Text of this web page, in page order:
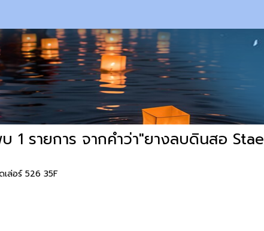
1 รายการ จากคำว่า"ยางลบดินสอ
ล่อร์ 526 35F